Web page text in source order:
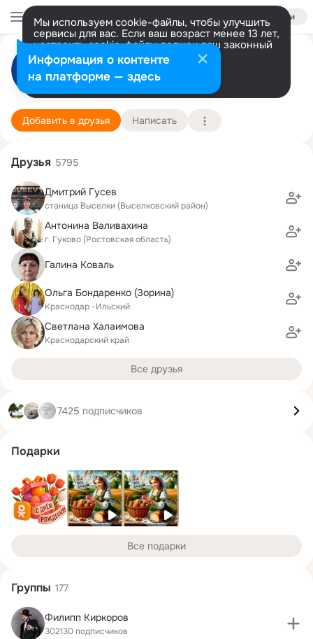
Войти
Мы используем cookie-файлы, чтобы улучшить
сервисы для вас. Если ваш возраст менее 13 лет,
настроить cookie-файлы должен ваш законный
представитель. Больше информации
Разрешить все Настроить
Газета Власть Cоветов
станица Выселки (Выселковский район)
2 школа
Подробнее
Добавить в друзья Написать
Друзья 5795
Дмитрий Гусев
станица Выселки (Выселковский район)
Антонина Валивахина
г. Гуково (Ростовская область)
Галина Коваль
Ольга Бондаренко (Зорина)
Краснодар -Ильский
Светлана Халаимова
Краснодарский край
Все друзья
7425 подписчиков
Подарки
Все подарки
Группы 177
Филипп Киркоров
302130 подписчиков
Информация о контенте
на платформе — здесь